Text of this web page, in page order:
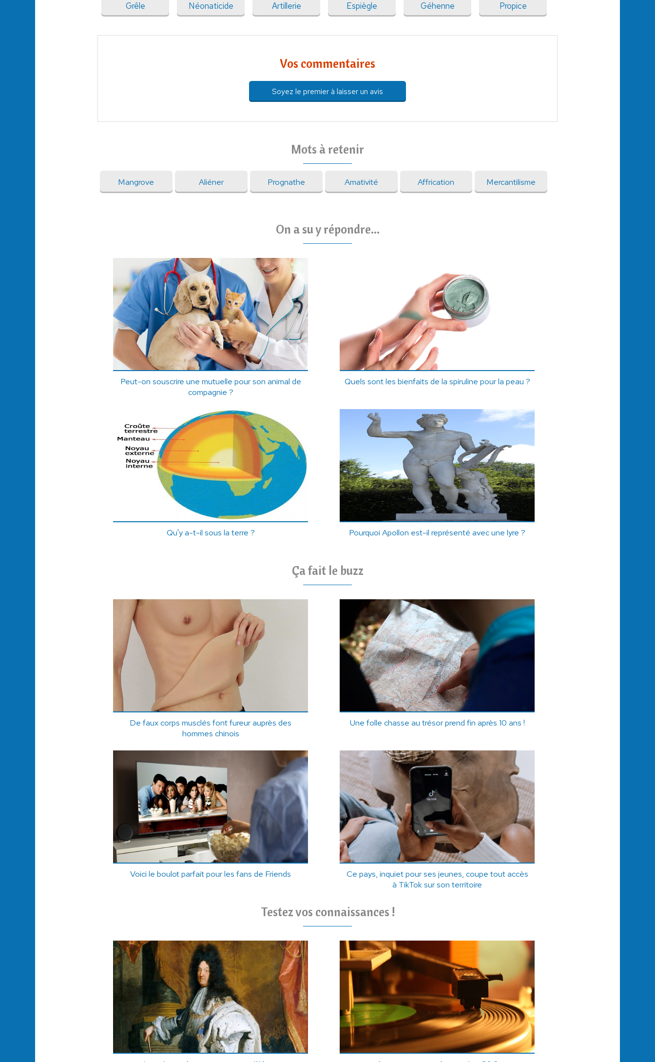
Grêle Néonaticide Artillerie Espiègle Géhenne Propice
Vos commentaires
Soyez le premier à laisser un avis
Mots à retenir
Mangrove Aliéner Prognathe Amativité Affrication Mercantilisme
On a su y répondre...
Peut-on souscrire une mutuelle pour son animal de
compagnie ?
Quels sont les bienfaits de la spiruline pour la peau ?
Qu'y a-t-il sous la terre ? Pourquoi Apollon est-il représenté avec une lyre ?
Ça fait le buzz
De faux corps musclés font fureur auprès des
hommes chinois
Une folle chasse au trésor prend fin après 10 ans !
Voici le boulot parfait pour les fans de Friends
Ce pays, inquiet pour ses jeunes, coupe tout accès
à TikTok sur son territoire
Testez vos connaissances !